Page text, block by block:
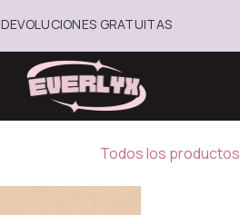
DEVOLUCIONES GRATUITAS
Todos los productos